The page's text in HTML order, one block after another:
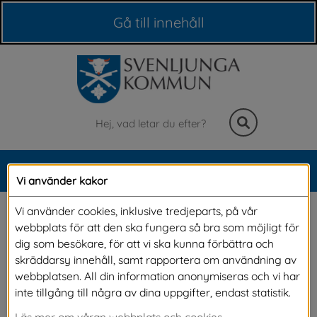
Gå till innehåll
Sök
Meny
Underrättelse om
antagande: Ny detaljplan
för Holjslunga camping
Vi använder kakor
Vi använder cookies, inklusive tredjeparts, på vår
webbplats för att den ska fungera så bra som möjligt för
dig som besökare, för att vi ska kunna förbättra och
skräddarsy innehåll, samt rapportera om användning av
webbplatsen. All din information anonymiseras och vi har
inte tillgång till några av dina uppgifter, endast statistik.